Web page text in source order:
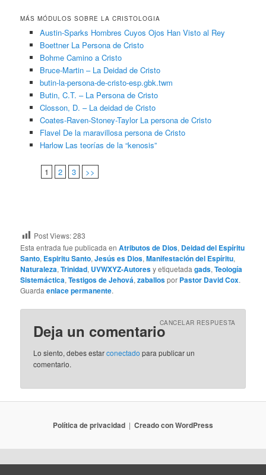
MÁS MÓDULOS SOBRE LA CRISTOLOGIA
Austin-Sparks Hombres Cuyos Ojos Han Visto al Rey
Boettner La Persona de Cristo
Bohme Camino a Cristo
Bruce-Martin – La Deidad de Cristo
butin-la-persona-de-cristo-esp.gbk.twm
Butin, C.T. – La Persona de Cristo
Closson, D. – La deidad de Cristo
Coates-Raven-Stoney-Taylor La persona de Cristo
Flavel De la maravillosa persona de Cristo
Harlow Las teorías de la “kenosis”
1 2 3 >>
Post Views:283
Esta entrada fue publicada enAtributos de Dios, Deidad del Espíritu
Santo, Espiritu Santo,Jesús es Dios,Manifestación del Espíritu,
Naturaleza,Trinidad, UVWXYZ-Autoresy etiquetadagads,Teología
Sistemáctica,Testigos de Jehová,zaballospor Pastor David Cox.
Guardaenlace permanente.
Deja un comentarioCANCELAR RESPUESTA
Lo siento, debes estarconectado para publicar un
comentario.
Política de privacidad Creado con WordPress